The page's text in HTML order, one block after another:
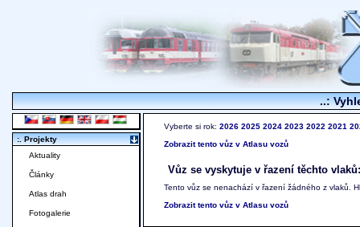
..:
Vyberte si rok: 2026 2025 2024 2023 2022 2021
Zobrazit tento vůz v Atlasu vozů
Vůz se vyskytuje v řazení těchto vlaků:
Tento vůz se nenachází v řazení žádného z vlaků.
Zobrazit tento vůz v Atlasu vozů
:. Projekty
Aktuality
Články
Atlas drah
Fotogalerie